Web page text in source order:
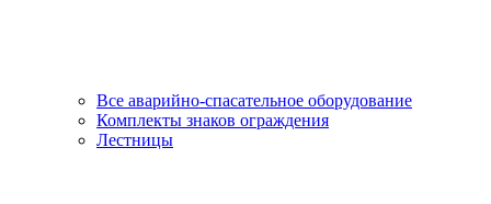
Все аварийно-спасательное оборудование
Комплекты знаков ограждения
Лестницы